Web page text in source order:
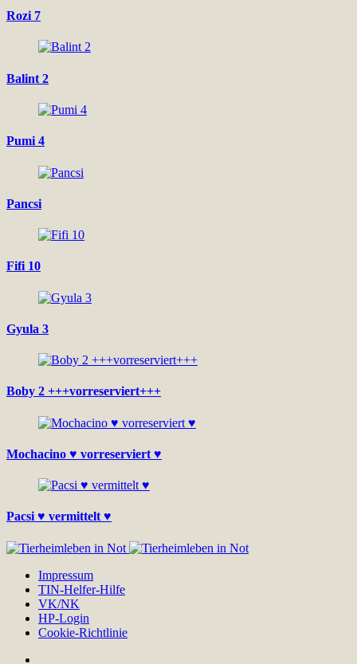
Rozi 7
Balint 2
Pumi 4
Pancsi
Fifi 10
Gyula 3
Boby 2 +++vorreserviert+++
Mochacino ♥ vorreserviert ♥
Pacsi ♥ vermittelt ♥
Impressum
TIN-Helfer-Hilfe
VK/NK
HP-Login
Cookie-Richtlinie